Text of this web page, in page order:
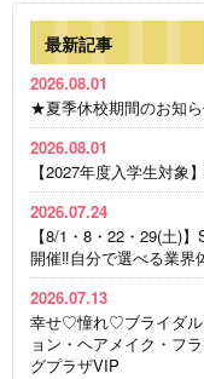
最新記事
2026.08.01
★夏季休校期間のお知
2026.08.01
【2027年度入学生対象
2026.07.24
【8/1・8・22・29(土)
開催‼自分で選べる業界
2026.07.13
幸せ♡憧れ♡ブライダ
ョン・ヘアメイク・フ
グプラザVIP